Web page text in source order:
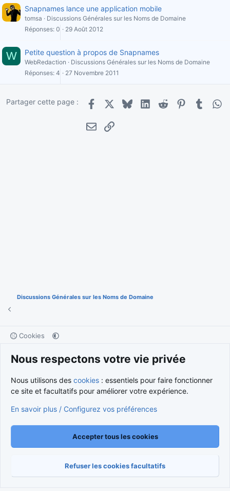
Snapnames lance une application mobile
tomsa
Discussions Générales sur les Noms de Domaine
Réponses 0 29 Août 2012
W Petite question à propos de Snapnames
WebRedaction
Discussions Générales sur les Noms de Domaine
Réponses 4 27 Novembre 2011
Partager cette page :
Facebook
X BlueskyLinkedInRedditPinterestTumblr
E-mailLien
Discussions Générales sur les Noms de Domaine
Cookies
Politique de confidentialité
Aide Accueil
R
S
Community platform by XenForo® © 2010-2026 XenForo Ltd.
Traduction française parXenForo FR|Media embeds via s9e/MediaSites
Nous respectons votre vie privée
Nous utilisons des cookies : essentiels pour faire fonctionner
ce site et facultatifs pour améliorer votre expérience.
En savoir plus / Configurez vos préférences
Accepter tous les cookies
Refuser les cookies facultatifs